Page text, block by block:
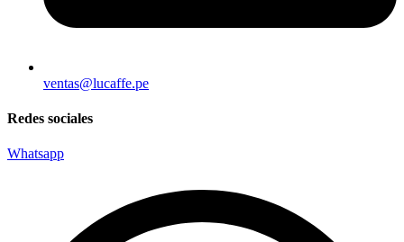
ventas@lucaffe.pe
Redes sociales
Whatsapp